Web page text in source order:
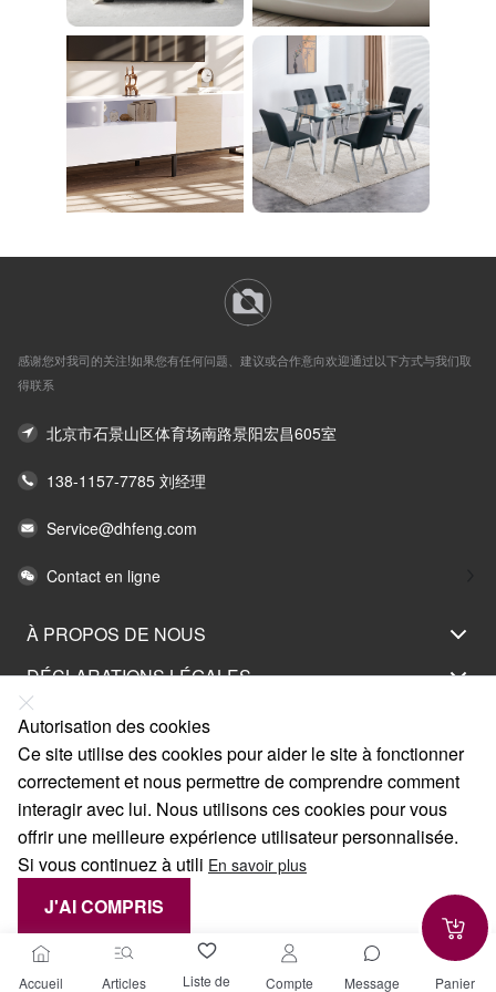
domicile WBGHS-01-
R
Accueil Articles
Liste de
Compte Message Panier
感谢您对我司的关注!如果您有任何问题、建议或合作意向欢迎通过以下方式与我们取
得联系
北京市石景山区体育场南路景阳宏昌605室
138-1157-7785 刘经理
Service@dhfeng.com
Contact en ligne
À PROPOS DE NOUS
DÉCLARATIONS LÉGALES
AIDEZ-MOI
SERVICE
LIENS
Autorisation des cookies
Ce site utilise des cookies pour aider le site à fonctionner
correctement et nous permettre de comprendre comment
interagir avec lui. Nous utilisons ces cookies pour vous
offrir une meilleure expérience utilisateur personnalisée.
Si vous continuez à utili En savoir plus
J'AI COMPRIS
CANCEL